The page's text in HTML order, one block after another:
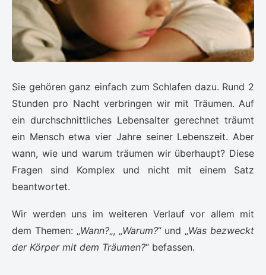
Sie gehören ganz einfach zum Schlafen dazu. Rund 2
Stunden pro Nacht verbringen wir mit Träumen. Auf
ein durchschnittliches Lebensalter gerechnet träumt
ein Mensch etwa vier Jahre seiner Lebenszeit. Aber
wann, wie und warum träumen wir überhaupt? Diese
Fragen sind Komplex und nicht mit einem Satz
beantwortet.
Wir werden uns im weiteren Verlauf vor allem mit
dem Themen: „Wann?„, „Warum?“ und „Was bezweckt
der Körper mit dem Träumen?“ befassen.